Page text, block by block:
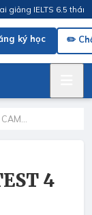
IELTS 6.5 tháng
ký học ✏️
4